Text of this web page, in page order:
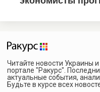
Читайте новости Украины
портале "Ракурс".
актуальные события,
Будьте в курсе всех